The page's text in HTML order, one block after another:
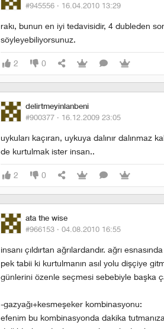
#945556 · 16.04.2010 13:29
rakı, bunun en iyi tedavisidir, 4 dubleden
söyleyebiliyorsunuz.
2 0
delirtmeyinlanbeni
#900377 · 16.12.2009 23:05
uykuları kaçıran, uykuya dalınır dalınmaz
de kurtulmak ister insan..
2 0
ata the wise
#966153 · 04.08.2010 16:55
insanı çıldırtan ağrılardandır. ağrı
pek tabii ki kurtulmanın asıl yolu dişçiye
günlerini özenle seçmesi sebebiyle başka
-gazyağı+kesmeşeker kombinasyonu:
efenim bu kombinasyonda dakika